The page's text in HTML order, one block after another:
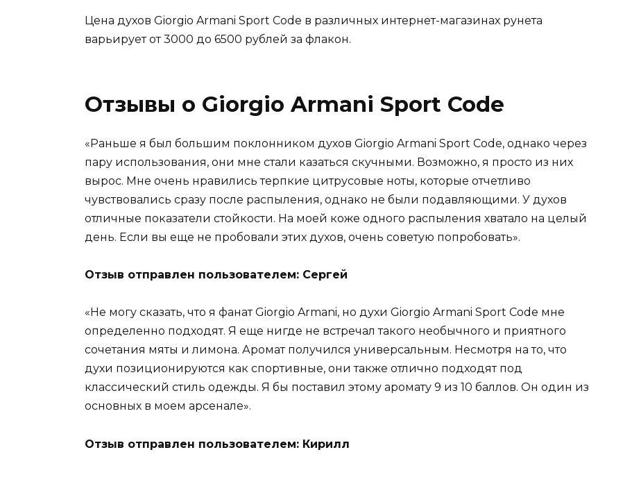
Цена духов Giorgio Armani Sport Code в различных интернет-магазинах рунета
варьирует от 3000 до 6500 рублей за флакон.
Отзывы о Giorgio Armani Sport Code
«Раньше я был большим поклонником духов Giorgio Armani Sport Code, однако через
пару использования, они мне стали казаться скучными. Возможно, я просто из них
вырос. Мне очень нравились терпкие цитрусовые ноты, которые отчетливо
чувствовались сразу после распыления, однако не были подавляющими. У духов
отличные показатели стойкости. На моей коже одного распыления хватало на целый
день. Если вы еще не пробовали этих духов, очень советую попробовать».
Отзыв отправлен пользователем: Сергей
«Не могу сказать, что я фанат Giorgio Armani, но духи Giorgio Armani Sport Code мне
определенно подходят. Я еще нигде не встречал такого необычного и приятного
сочетания мяты и лимона. Аромат получился универсальным. Несмотря на то, что
духи позиционируются как спортивные, они также отлично подходят под
классический стиль одежды. Я бы поставил этому аромату 9 из 10 баллов. Он один из
основных в моем арсенале».
Отзыв отправлен пользователем: Кирилл